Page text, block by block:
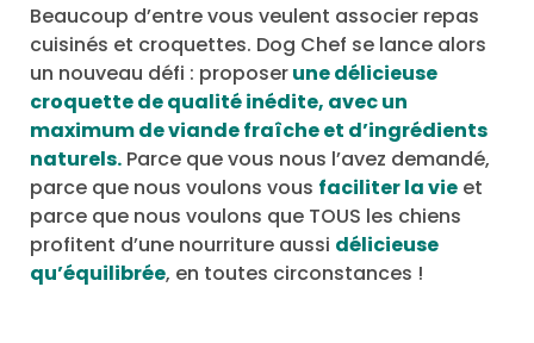
Beaucoup d’entre vous veulent associer repas
cuisinés et croquettes. Dog Chef se lance alors
un nouveau défi : proposerune délicieuse
croquette de qualité inédite, avec un
maximum de viande fraîche et d’ingrédients
naturels. Parce que vous nous l’avez demandé,
parce que nous voulons vous faciliter la vie et
parce que nous voulons que TOUS les chiens
profitent d’une nourriture aussi délicieuse
qu’équilibrée, en toutes circonstances !